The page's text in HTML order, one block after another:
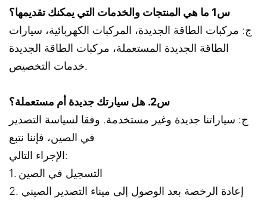
س1 ما هي المنتجات والخدمات التي يمكنك تقديمها؟
ج: مركبات الطاقة الجديدة، المركبات الكهربائية، سيارات
الطاقة الجديدة المستعملة، مركبات الطاقة الجديدة
خدمات التخصيص.
س2. هل سيارتك جديدة أم مستعملة؟
ج: سياراتنا جديدة وغير مستخدمة. وفقا لسياسة التصدير
في الصين، فإننا نتبع
الإجراء التالي:
1. التسجيل في الصين
2. إعادة الرخصة بعد الوصول إلى ميناء التصدير الصيني